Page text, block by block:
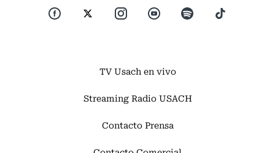
TV Usach en vivo
Streaming Radio USACH
Contacto Prensa